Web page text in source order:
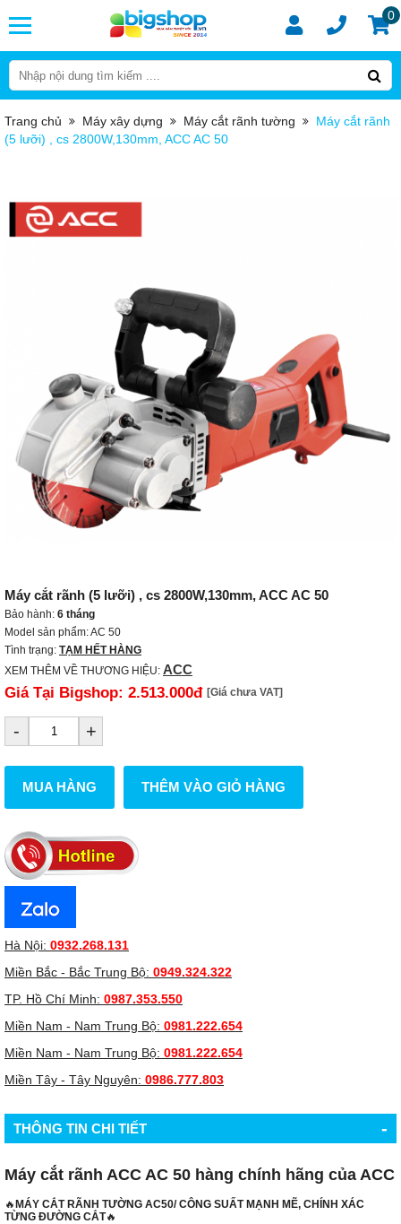
0
Trang chủ Máy xây dựng Máy cắt rãnh tường
Máy cắt rãnh
(5 lưỡi) , cs 2800W,130mm, ACC AC 50
Máy cắt rãnh (5 lưỡi) , cs 2800W,130mm, ACC AC 50
Bảo hành: 6 tháng
Model sản phẩm: AC 50
Tình trạng: TẠM HẾT HÀNG
XEM THÊM VỀ THƯƠNG HIỆU: ACC
Giá Tại Bigshop: 2.513.000đ [Giá chưa VAT]
- +
MUA HÀNG THÊM VÀO GIỎ HÀNG
Hà Nội: 0932.268.131
Miền Bắc - Bắc Trung Bộ: 0949.324.322
TP. Hồ Chí Minh: 0987.353.550
Miền Nam - Nam Trung Bộ: 0981.222.654
Miền Nam - Nam Trung Bộ: 0981.222.654
Miền Tây - Tây Nguyên: 0986.777.803
THÔNG TIN CHI TIẾT -
Máy cắt rãnh ACC AC 50 hàng chính hãng của ACC
🔥MÁY CẮT RÃNH TƯỜNG AC50/ CÔNG SUẤT MẠNH MẼ, CHÍNH XÁC
TỪNG ĐƯỜNG CẮT🔥